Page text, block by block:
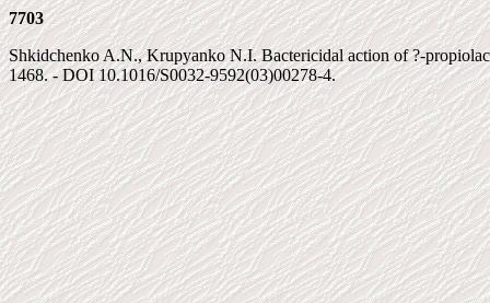
7703
Shkidchenko A.N., Krupyanko N.I. Bactericidal action of ?-
1468. - DOI 10.1016/S0032-9592(03)00278-4.